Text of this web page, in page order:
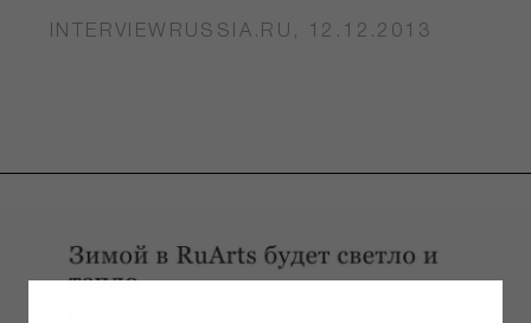
INTERVIEWRUSSIA.RU, 12.12.2013